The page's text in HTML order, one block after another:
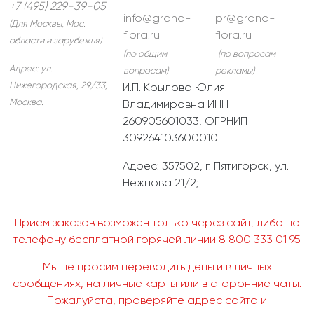
+7 (495) 229-39-05
(Для Москвы, Мос.
области и зарубежья)
Адрес: ул.
Нижегородская, 29/33,
Москва.
info@grand-
flora.ru
pr@grand-
flora.ru
(по общим
вопросам)
(по вопросам
рекламы)
И.П. Крылова Юлия
Владимировна ИНН
260905601033, ОГРНИП
309264103600010
Адрес: 357502, г. Пятигорск, ул.
Нежнова 21/2;
Прием заказов возможен только через сайт, либо по
телефону бесплатной горячей линии 8 800 333 01 95
Мы не просим переводить деньги в личных
сообщениях, на личные карты или в сторонние чаты.
Пожалуйста, проверяйте адрес сайта и